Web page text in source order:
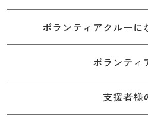
ボランティアクルーに
ボランティ
支援者様